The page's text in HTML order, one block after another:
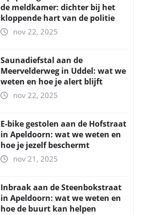
de meldkamer: dichter bij het
kloppende hart van de politie
nov 22, 2025
Saunadiefstal aan de
Meervelderweg in Uddel: wat we
weten en hoe je alert blijft
nov 22, 2025
E-bike gestolen aan de Hofstraat
in Apeldoorn: wat we weten en
hoe je jezelf beschermt
nov 21, 2025
Inbraak aan de Steenbokstraat
in Apeldoorn: wat we weten en
hoe de buurt kan helpen